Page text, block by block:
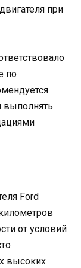
при
по
выполнять
Ford
от условий
высоких